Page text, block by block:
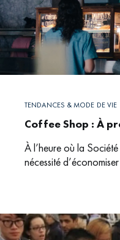
TENDANCES & MODE DE VIE
Coffee Shop : À
À l’heure où la
nécessité